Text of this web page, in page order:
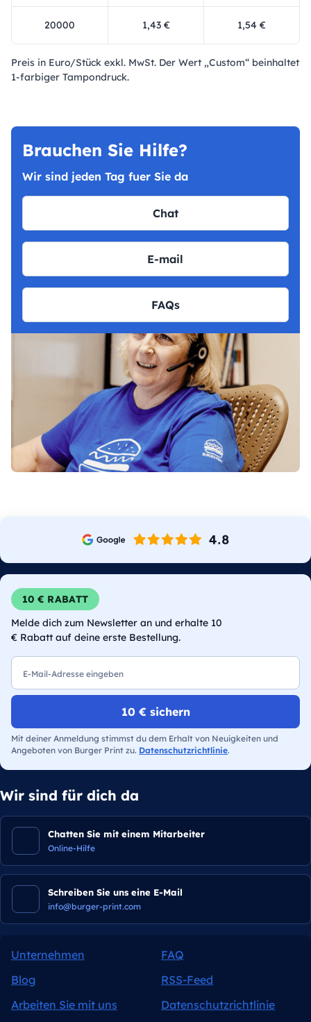
20000 1,43 € 1,54 €
Preis in Euro/Stück exkl. MwSt. Der Wert „Custom“ beinhaltet
1-farbiger Tampondruck.
Brauchen Sie Hilfe?
Wir sind jeden Tag fuer Sie da
Chat
E-mail
FAQs
10 € RABATT
Melde dich zum Newsletter an und erhalte 10
€ Rabatt auf deine erste Bestellung.
10 € sichern
Mit deiner Anmeldung stimmst du dem Erhalt von Neuigkeiten und
Angeboten von Burger Print zu. Datenschutzrichtlinie.
Wir sind für dich da
Chatten Sie mit einem Mitarbeiter
Online-Hilfe
Schreiben Sie uns eine E-Mail
info@burger-print.com
Unternehmen
FAQ
Blog
RSS-Feed
Arbeiten Sie mit uns
Datenschutzrichtlinie